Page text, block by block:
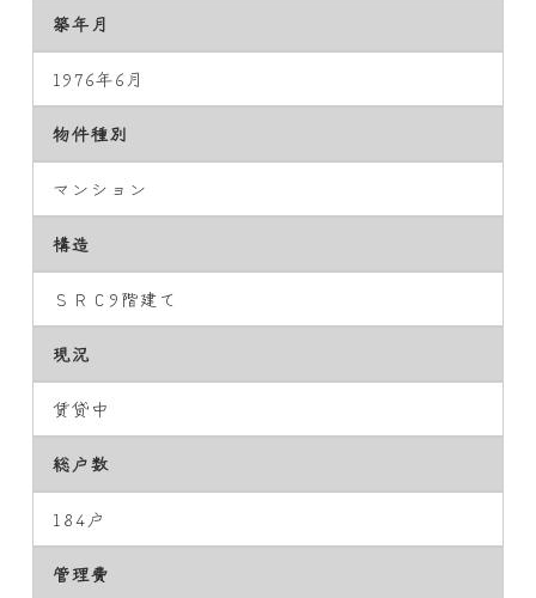
築年月
1976年6月
物件種別
マンション
構造
ＳＲＣ9階建て
現況
賃貸中
総戸数
184戸
管理費